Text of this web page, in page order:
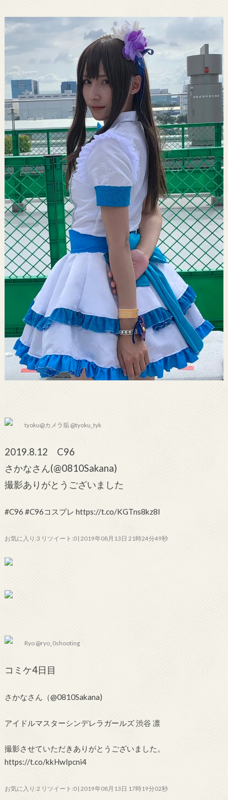
tyoku@カメラ垢 @tyoku_tyk
2019.8.12 C96
さかなさん(@0810Sakana)
撮影ありがとうございました
#C96 #C96コスプレ https://t.co/KGTns8kz8I
お気に入り:3 リツイート:0 | 2019年08月13日 21時24分49秒
Ryo @ryo_0shooting
コミケ4日目
さかなさん（@0810Sakana)
アイドルマスターシンデレラガールズ 渋谷 凛
撮影させていただきありがとうございました。
https://t.co/kkHwIpcni4
お気に入り:2 リツイート:0 | 2019年08月13日 17時19分02秒